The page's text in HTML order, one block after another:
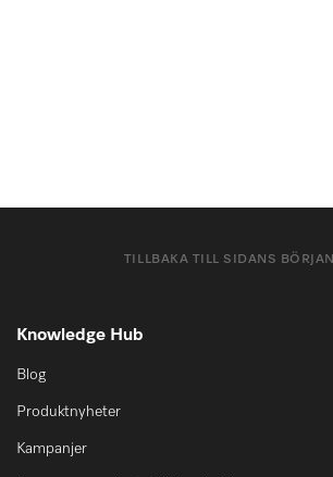
TILLBAKA TILL SIDANS BÖRJAN
Knowledge Hub
Blog
Produktnyheter
Kampanjer